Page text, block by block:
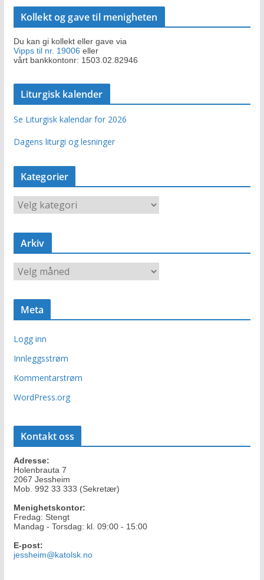
Kollekt og gave til menigheten
Du kan gi kollekt eller gave via
Vipps til nr. 19006 eller
vårt bankkontonr: 1503.02.82946
Liturgisk kalender
Se Liturgisk kalendar for 2026
Dagens liturgi og lesninger
Kategorier
K
a
e
o
i
r
Arkiv
A
r
i
Meta
Logg inn
Innleggsstrøm
Kommentarstrøm
WordPress.org
Kontakt oss
Adresse:
Holenbrauta 7
2067 Jessheim
Mob. 992 33 333 (Sekretær)
Menighetskontor:
Fredag: Stengt
Mandag - Torsdag: kl. 09:00 - 15:00
E-post:
jessheim@katolsk.no